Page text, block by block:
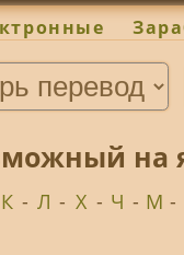
К - Л - Х - Ч - М -